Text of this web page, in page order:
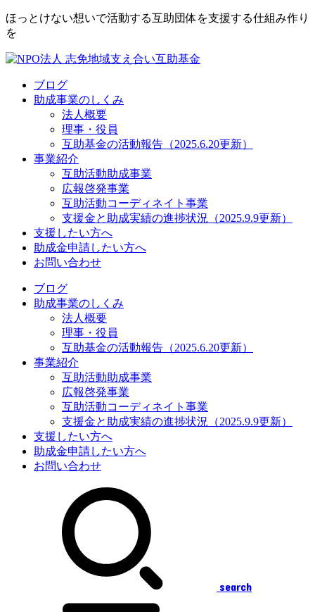
ほっとけない想いで活動する互助団体を支援する仕組み作り
を
ブログ
助成事業のしくみ
法人概要
理事・役員
互助基金の活動報告（2025.6.20更新）
事業紹介
互助活動助成事業
広報啓発事業
互助活動コーディネイト事業
支援金と助成実績の進捗状況（2025.9.9更新）
支援したい方へ
助成金申請したい方へ
お問い合わせ
ブログ
助成事業のしくみ
法人概要
理事・役員
互助基金の活動報告（2025.6.20更新）
事業紹介
互助活動助成事業
広報啓発事業
互助活動コーディネイト事業
支援金と助成実績の進捗状況（2025.9.9更新）
支援したい方へ
助成金申請したい方へ
お問い合わせ
search